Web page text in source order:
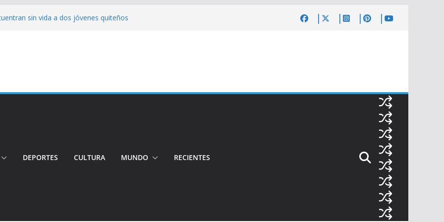
sin vida a dos jóvenes quiteños
irregulares fueron incinerados para
ecuatorianos
mayor murió atropellado en el sur
DEPORTES CULTURA MUNDO RECIENTES